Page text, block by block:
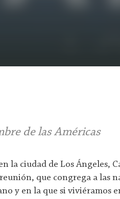
de las Américas
la ciudad de Los Ángeles,
que congrega a las
y en la que si viviéramos